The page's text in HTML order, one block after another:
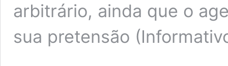
arbitrário, ainda que o
sua pretensão